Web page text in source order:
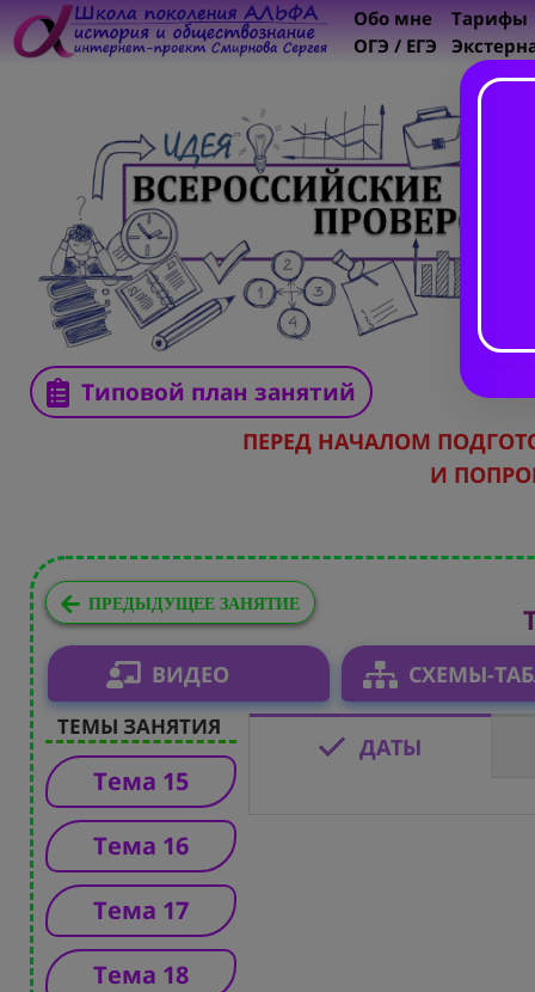
Обо мне
ОГЭ / ЕГЭ
Тарифы
Типовой план занятий
ПЕРЕД НАЧАЛОМ
И
ПРЕДЫДУЩЕЕ ЗАНЯТИЕ
ВИДЕО СХЕМЫ-
ТЕМЫ ЗАНЯТИЯ
Тема 15
Тема 16
Тема 17
Тема 18
ДАТЫ